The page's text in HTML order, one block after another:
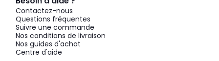
Contactez-nous
Questions fréquentes
Suivre une commande
Nos conditions de livraison
Nos guides d'achat
Centre d'aide